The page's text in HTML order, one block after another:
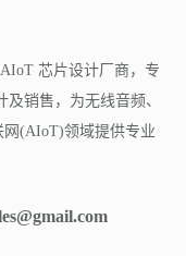
芯片设计厂商，专
销售，为无线音频、
(AIoT)领域提供专业